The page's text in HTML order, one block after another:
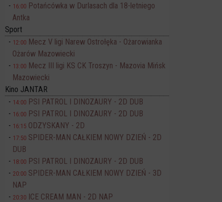
16:00 Potańcówka w Durlasach dla 18-letniego
Antka
Sport
12:00 Mecz V ligi Narew Ostrołęka - Ożarowianka
Ożarów Mazowiecki
13:00 Mecz III ligi KS CK Troszyn - Mazovia Mińsk
Mazowiecki
Kino JANTAR
14:00 PSI PATROL I DINOZAURY - 2D DUB
16:00 PSI PATROL I DINOZAURY - 2D DUB
16:15 ODZYSKANY - 2D
17:50 SPIDER-MAN CAŁKIEM NOWY DZIEŃ - 2D
DUB
18:00 PSI PATROL I DINOZAURY - 2D DUB
20:00 SPIDER-MAN CAŁKIEM NOWY DZIEŃ - 3D
NAP
20:30 ICE CREAM MAN - 2D NAP